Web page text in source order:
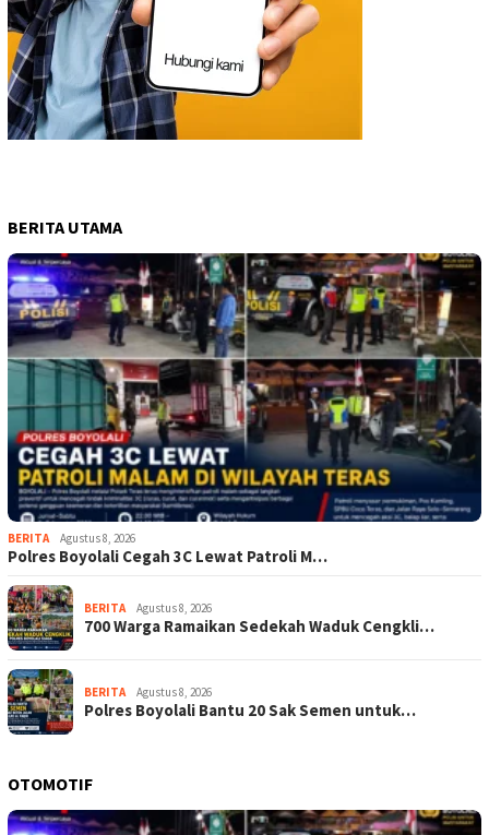
BERITA UTAMA
BERITA Agustus 8, 2026
Polres Boyolali Cegah 3C Lewat Patroli M…
BERITA Agustus 8, 2026
700 Warga Ramaikan Sedekah Waduk Cengkli…
BERITA Agustus 8, 2026
Polres Boyolali Bantu 20 Sak Semen untuk…
OTOMOTIF